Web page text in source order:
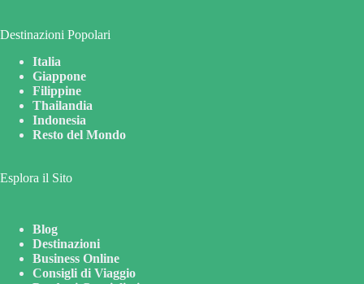
Destinazioni Popolari
Italia
Giappone
Filippine
Thailandia
Indonesia
Resto del Mondo
Esplora il Sito
Blog
Destinazioni
Business Online
Consigli di Viaggio